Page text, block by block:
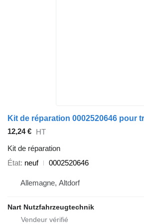
12,24 € HT
Kit de réparation
État neuf 0002520646
Allemagne, Altdorf
Nart Nutzfahrzeugtechnik